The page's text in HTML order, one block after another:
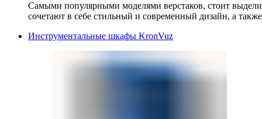
Самыми популярными моделями верстаков, стоит
сочетают в себе стильный и современный дизайн, а
Инструментальные шкафы KronVuz